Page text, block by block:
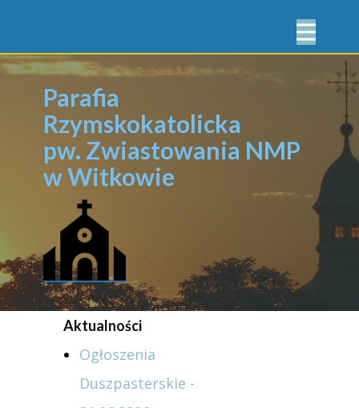
Parafia
Rzymskokatolicka
pw. Zwiastowania NMP
w Witkowie
Aktualności
Ogłoszenia
Duszpasterskie -